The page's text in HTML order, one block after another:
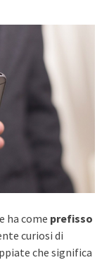
ha come prefisso
curiosi di
che significa